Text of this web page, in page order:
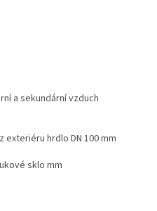
a sekundární vzduch
hrdlo DN 100 mm
sklo mm